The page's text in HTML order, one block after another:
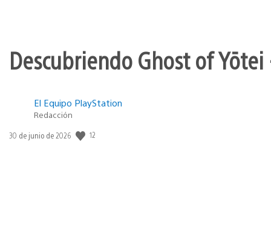
Descubriendo Ghost of
El Equipo PlayStation
Redacción
Fecha
30 de junio de 2026 12